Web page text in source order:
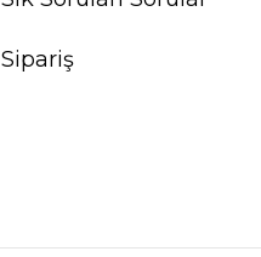
Sipariş